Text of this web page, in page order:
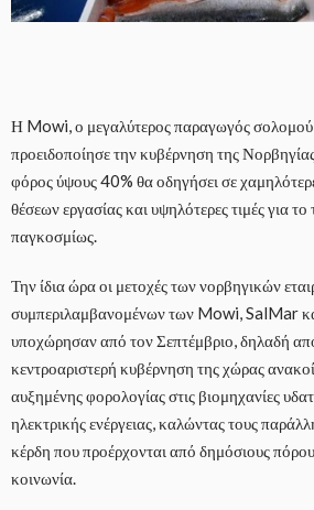
Η Mowi, ο μεγαλύτερος παραγωγός σολομού
προειδοποίησε την κυβέρνηση της
φόρος ύψους 40% θα οδηγήσει σε
θέσεων εργασίας και υψηλότερες τιμές για το
παγκοσμίως.
Την ίδια ώρα οι μετοχές των νορβηγικών
συμπεριλαμβανομένων των Mowi, SalMar
υποχώρησαν από τον Σεπτέμβριο, δηλαδή
κεντροαριστερή κυβέρνηση της χώρας
αυξημένης φορολογίας στις βιομηχανίες
ηλεκτρικής ενέργειας, καλώντας τους
κέρδη που προέρχονται από δημόσιους
κοινωνία.